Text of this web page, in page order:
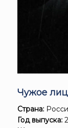
Чужое
Страна:
Год выпуска: